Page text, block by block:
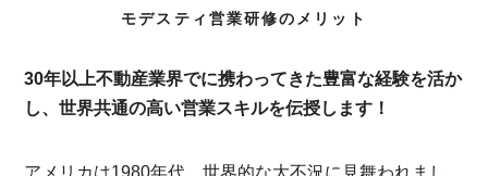
モデスティ営業研修のメリット
30年以上不動産業界でに携わってきた豊富な経験を活か
し、世界共通の高い営業スキルを伝授します！